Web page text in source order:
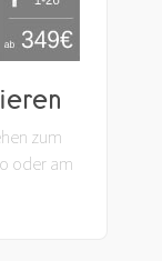
zum
oder am